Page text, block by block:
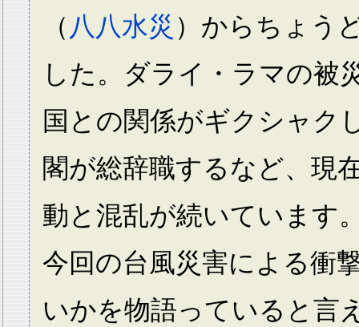
（ 八八水災 ）からちょう
した。ダライ・ラマの被
国との関係がギクシャク
閣が総辞職するなど、現
動と混乱が続いています
今回の台風災害による衝
いかを物語っていると言